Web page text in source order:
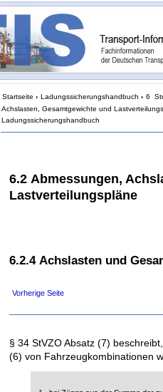
Startseite › Ladungssicherungshandbuch › 6
Achslasten, Gesamtgewichte und
Ladungssicherungshandbuch
6.2 Abmessungen,
Lastverteilungspläne
6.2.4 Achslasten und
Vorherige Seite
§ 34 StVZO Absatz (7)
(6) von Fahrzeugkombinationen